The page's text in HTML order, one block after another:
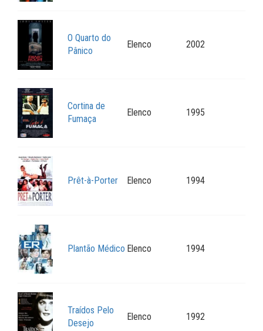
O Quarto do
Pânico
Elenco 2002
Cortina de
Fumaça
Elenco 1995
Prêt-à-Porter Elenco 1994
Plantão Médico Elenco 1994
Traídos Pelo
Desejo
Elenco 1992